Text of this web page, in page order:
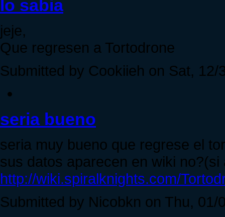
lo sabia
jeje,
Que regresen a Tortodrone
Submitted by Cookiieh on Sat, 12/
seria bueno
seria muy bueno que regrese el
sus datos aparecen en wiki
http://wiki.spiralknights.com/
Submitted by Nicobkn on Thu, 01/